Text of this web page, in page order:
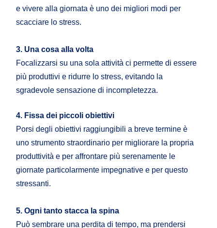
e vivere alla giornata è uno dei migliori modi per
scacciare lo stress.
3. Una cosa alla volta
Focalizzarsi su una sola attività ci permette di essere
più produttivi e ridurre lo stress, evitando la
sgradevole sensazione di incompletezza.
4. Fissa dei piccoli obiettivi
Porsi degli obiettivi raggiungibili a breve termine è
uno strumento straordinario per migliorare la propria
produttività e per affrontare più serenamente le
giornate particolarmente impegnative e per questo
stressanti.
5. Ogni tanto stacca la spina
Può sembrare una perdita di tempo, ma prendersi